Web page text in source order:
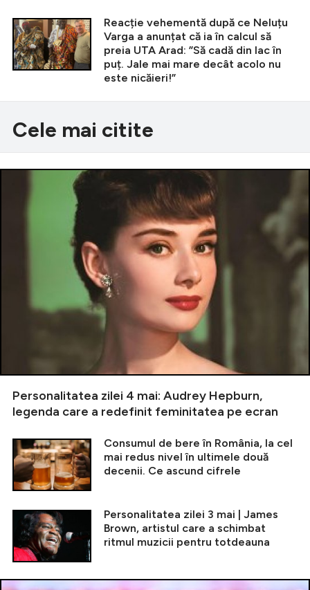
Reacție vehementă după ce Neluțu
Varga a anunțat că ia în calcul să
preia UTA Arad: ”Să cadă din lac în
puț. Jale mai mare decât acolo nu
este nicăieri!”
Cele mai citite
Personalitatea zilei 4 mai: Audrey Hepburn,
legenda care a redefinit feminitatea pe ecran
Consumul de bere în România, la cel
mai redus nivel în ultimele două
decenii. Ce ascund cifrele
Personalitatea zilei 3 mai | James
Brown, artistul care a schimbat
ritmul muzicii pentru totdeauna